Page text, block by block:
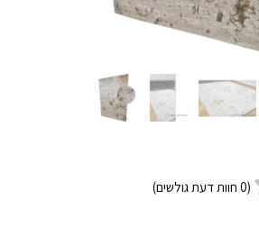
(
0 חוות דעת גולשים)